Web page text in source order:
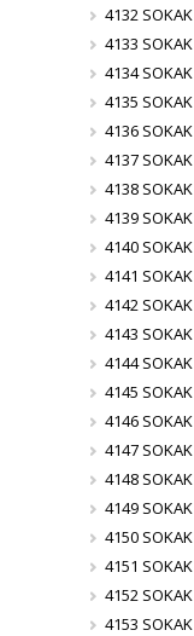
4132 SOKAK
4133 SOKAK
4134 SOKAK
4135 SOKAK
4136 SOKAK
4137 SOKAK
4138 SOKAK
4139 SOKAK
4140 SOKAK
4141 SOKAK
4142 SOKAK
4143 SOKAK
4144 SOKAK
4145 SOKAK
4146 SOKAK
4147 SOKAK
4148 SOKAK
4149 SOKAK
4150 SOKAK
4151 SOKAK
4152 SOKAK
4153 SOKAK